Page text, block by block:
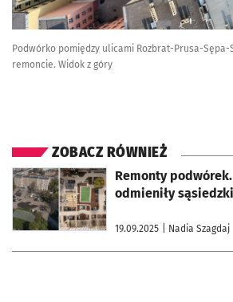
Podwórko pomiędzy ulicami Rozbrat-Prusa-Sępa-
remoncie. Widok z góry
ZOBACZ RÓWNIEŻ
Remonty
odmieniły
19.09.2025 | Nadia Szagdaj
otworzy się w nowej karcie